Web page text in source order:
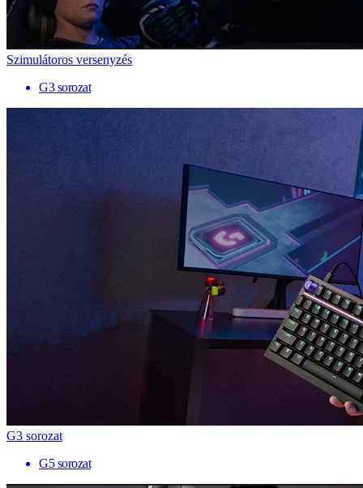
Szimulátoros versenyzés
G3 sorozat
G3 sorozat
G5 sorozat